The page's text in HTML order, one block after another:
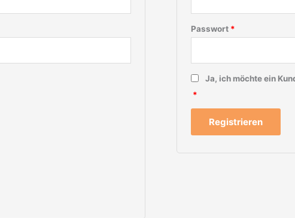
Passwort *
Ja, ich möchte ein
*
Erforderlich
Registrieren